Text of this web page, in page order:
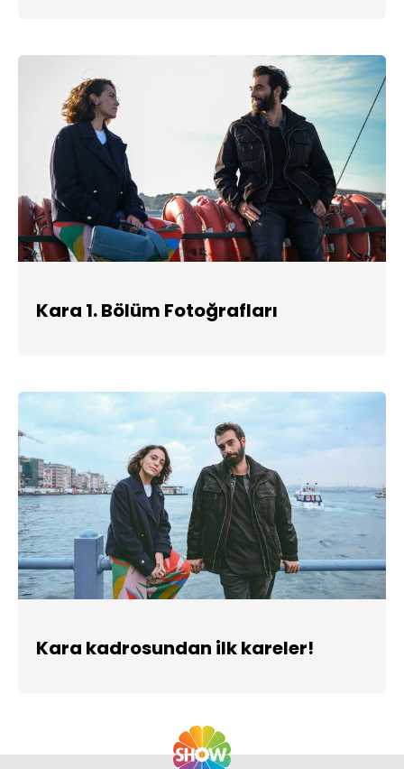
Kara 1. Bölüm Fotoğrafları
Kara kadrosundan ilk kareler!